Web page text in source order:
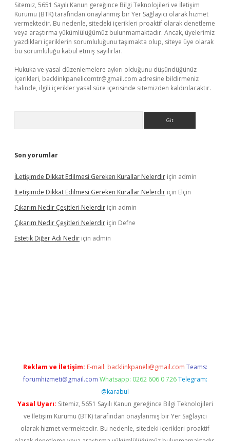
Sitemiz, 5651 Sayılı Kanun gereğince Bilgi Teknolojileri ve İletişim
Kurumu (BTK) tarafından onaylanmış bir Yer Sağlayıcı olarak hizmet
vermektedir. Bu nedenle, sitedeki içerikleri proaktif olarak denetleme
veya araştırma yükümlülüğümüz bulunmamaktadır. Ancak, üyelerimiz
yazdıkları içeriklerin sorumluluğunu taşımakta olup, siteye üye olarak
bu sorumluluğu kabul etmiş sayılırlar.
Hukuka ve yasal düzenlemelere aykırı olduğunu düşündüğünüz
içerikleri, backlinkpanelicomtr@gmail.com adresine bildirmeniz
halinde, ilgili içerikler yasal süre içerisinde sitemizden kaldırılacaktır.
Son yorumlar
İLetişimde Dikkat Edilmesi Gereken Kurallar Nelerdir için admin
İLetişimde Dikkat Edilmesi Gereken Kurallar Nelerdir için Elçin
Çıkarım Nedir Çeşitleri Nelerdir için admin
Çıkarım Nedir Çeşitleri Nelerdir için Defne
Estetik Diğer Adı Nedir için admin
Reklam ve İletişim: E-mail: backlinkpaneli@gmail.com Teams:
forumhizmeti@gmail.com Whatsapp: 0262 606 0 726 Telegram:
@karabul
Yasal Uyarı: Sitemiz, 5651 Sayılı Kanun gereğince Bilgi Teknolojileri
ve İletişim Kurumu (BTK) tarafından onaylanmış bir Yer Sağlayıcı
olarak hizmet vermektedir. Bu nedenle, sitedeki içerikleri proaktif